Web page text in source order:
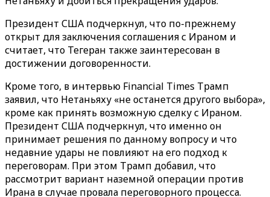
Президент США подчеркнул, что по-прежнему
открыт для заключения соглашения с Ираном и
считает, что Тегеран также заинтересован в
достижении договоренности.
Кроме того, в интервью Financial Times Трамп
заявил, что Нетаньяху «не останется другого выбора»,
кроме как принять возможную сделку с Ираном.
Президент США подчеркнул, что именно он
принимает решения по данному вопросу и что
недавние удары не повлияют на его подход к
переговорам. При этом Трамп добавил, что
рассмотрит вариант наземной операции против
Ирана в случае провала переговорного процесса.